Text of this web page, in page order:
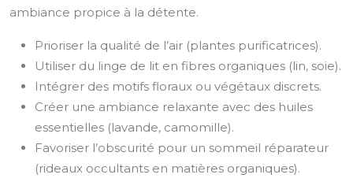
ambiance propice à la détente.
Prioriser la qualité de l’air (plantes purificatrices).
Utiliser du linge de lit en fibres organiques (lin, soie).
Intégrer des motifs floraux ou végétaux discrets.
Créer une ambiance relaxante avec des huiles
essentielles (lavande, camomille).
Favoriser l’obscurité pour un sommeil réparateur
(rideaux occultants en matières organiques).